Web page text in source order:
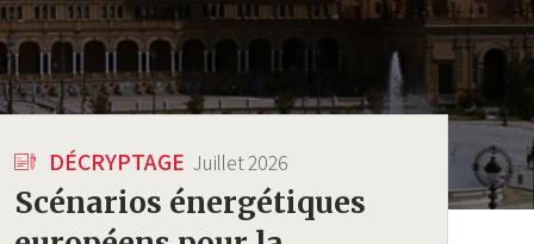
DÉCRYPTAGE Juillet 2026
Scénarios énergétiques